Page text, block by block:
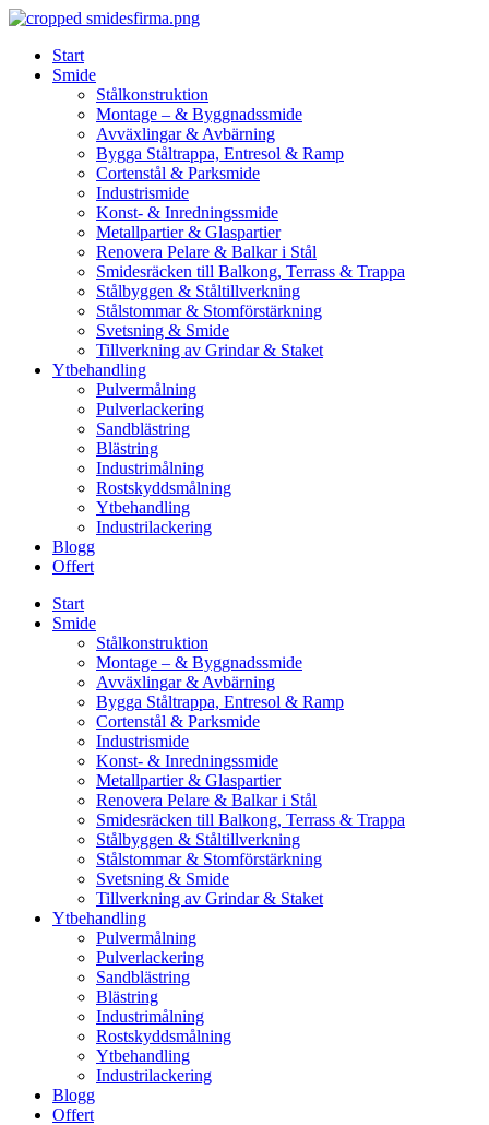
Skip
contentStart
Smide
Stålkonstruktion
Montage – & Byggnadssmide
Avväxlingar & Avbärning
Bygga Ståltrappa, Entresol & Ramp
Cortenstål & Parksmide
Industrismide
Konst- & Inredningssmide
Metallpartier & Glaspartier
Renovera Pelare & Balkar i Stål
Smidesräcken till Balkong, Terrass & Trappa
Stålbyggen & Ståltillverkning
Stålstommar & Stomförstärkning
Svetsning & Smide
Tillverkning av Grindar & Staket
Ytbehandling
Pulvermålning
Pulverlackering
Sandblästring
Blästring
Industrimålning
Rostskyddsmålning
Ytbehandling
Industrilackering
Blogg
Offert
Start
Smide
Stålkonstruktion
Montage – & Byggnadssmide
Avväxlingar & Avbärning
Bygga Ståltrappa, Entresol & Ramp
Cortenstål & Parksmide
Industrismide
Konst- & Inredningssmide
Metallpartier & Glaspartier
Renovera Pelare & Balkar i Stål
Smidesräcken till Balkong, Terrass & Trappa
Stålbyggen & Ståltillverkning
Stålstommar & Stomförstärkning
Svetsning & Smide
Tillverkning av Grindar & Staket
Ytbehandling
Pulvermålning
Pulverlackering
Sandblästring
Blästring
Industrimålning
Rostskyddsmålning
Ytbehandling
Industrilackering
Blogg
Offert